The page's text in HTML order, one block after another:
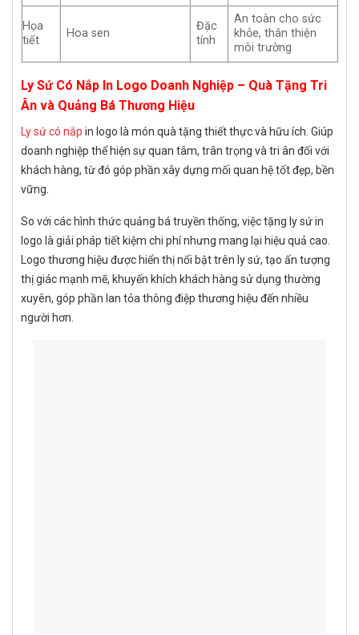
Họa
tiết
Hoa sen
Đặc
tính
An toàn cho sức
khỏe, thân thiện
môi trường
Ly Sứ Có Nắp In Logo Doanh Nghiệp – Quà Tặng Tri
Ân và Quảng Bá Thương Hiệu
Ly sứ có nắp in logo là món quà tặng thiết thực và hữu ích. Giúp
doanh nghiệp thể hiện sự quan tâm, trân trọng và tri ân đối với
khách hàng, từ đó góp phần xây dựng mối quan hệ tốt đẹp, bền
vững.
So với các hình thức quảng bá truyền thống, việc tặng ly sứ in
logo là giải pháp tiết kiệm chi phí nhưng mang lại hiệu quả cao.
Logo thương hiệu được hiển thị nổi bật trên ly sứ, tạo ấn tượng
thị giác mạnh mẽ, khuyến khích khách hàng sử dụng thường
xuyên, góp phần lan tỏa thông điệp thương hiệu đến nhiều
người hơn.